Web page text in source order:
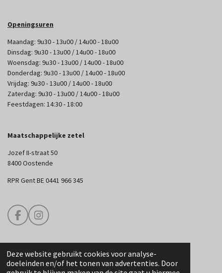
Deze website gebruikt cookies voor analyse-
doeleinden en/of het tonen van advertenties. Door
Openingsuren
Maandag: 9u30 - 13u00 / 14u00 - 18u00
Dinsdag: 9u30 - 13u00 / 14u00 - 18u00
Woensdag: 9u30 - 13u00 / 14u00 - 18u00
Donderdag: 9u30 - 13u00 / 14u00 - 18u00
Vrijdag: 9u30 - 13u00 / 14u00 - 18u00
Zaterdag: 9u30 - 13u00 / 14u00 - 18u00
Feestdagen: 14:30 - 18:00
Maatschappelijke zetel
Jozef II-straat 50
8400 Oostende
RPR Gent BE 0441 966 345
F
a
b
o
I
n
a
g
© 2025 Edouard Couture